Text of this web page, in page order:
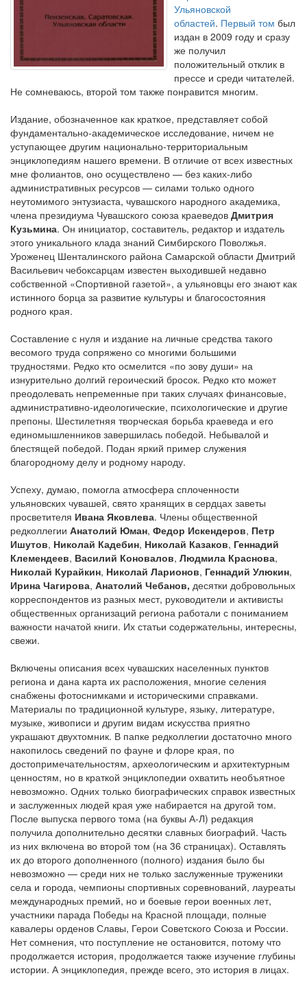
Ульяновской
областей. Первый том был
издан в 2009 году и сразу
же получил
положительный отклик в
прессе и среди читателей.
Не сомневаюсь, второй том также понравится многим.
Издание, обозначенное как краткое, представляет собой
фундаментально-академическое исследование, ничем не
уступающее другим национально-территориальным
энциклопедиям нашего времени. В отличие от всех известных
мне фолиантов, оно осуществлено — без каких-либо
административных ресурсов — силами только одного
неутомимого энтузиаста, чувашского народного академика,
члена президиума Чувашского союза краеведов Дмитрия
Кузьмина. Он инициатор, составитель, редактор и издатель
этого уникального клада знаний Симбирского Поволжья.
Уроженец Шенталинского района Самарской области Дмитрий
Васильевич чебоксарцам известен выходившей недавно
собственной «Спортивной газетой», а ульяновцы его знают как
истинного борца за развитие культуры и благосостояния
родного края.
Составление с нуля и издание на личные средства такого
весомого труда сопряжено со многими большими
трудностями. Редко кто осмелится «по зову души» на
изнурительно долгий героический бросок. Редко кто может
преодолевать непременные при таких случаях финансовые,
административно-идеологические, психологические и другие
препоны. Шестилетняя творческая борьба краеведа и его
единомышленников завершилась победой. Небывалой и
блестящей победой. Подан яркий пример служения
благородному делу и родному народу.
Успеху, думаю, помогла атмосфера сплоченности
ульяновских чувашей, свято хранящих в сердцах заветы
просветителя Ивана Яковлева. Члены общественной
редколлегии Анатолий Юман, Федор Искендеров, Петр
Ишутов, Николай Кадебин, Николай Казаков, Геннадий
Клемендеев, Василий Коновалов, Людмила Краснова,
Николай Курайкин, Николай Ларионов, Геннадий Улюкин,
Ирина Чагирова, Анатолий Чебанов, десятки добровольных
корреспондентов из разных мест, руководители и активисты
общественных организаций региона работали с пониманием
важности начатой книги. Их статьи содержательны, интересны,
свежи.
Включены описания всех чувашских населенных пунктов
региона и дана карта их расположения, многие селения
снабжены фотоснимками и историческими справками.
Материалы по традиционной культуре, языку, литературе,
музыке, живописи и другим видам искусства приятно
украшают двухтомник. В папке редколлегии достаточно много
накопилось сведений по фауне и флоре края, по
достопримечательностям, археологическим и архитектурным
ценностям, но в краткой энциклопедии охватить необъятное
невозможно. Одних только биографических справок известных
и заслуженных людей края уже набирается на другой том.
После выпуска первого тома (на буквы А-Л) редакция
получила дополнительно десятки славных биографий. Часть
из них включена во второй том (на 36 страницах). Оставлять
их до второго дополненного (полного) издания было бы
невозможно — среди них не только заслуженные труженики
села и города, чемпионы спортивных соревнований, лауреаты
международных премий, но и боевые герои военных лет,
участники парада Победы на Красной площади, полные
кавалеры орденов Славы, Герои Советского Союза и России.
Нет сомнения, что поступление не остановится, потому что
продолжается история, продолжается также изучение глубины
истории. А энциклопедия, прежде всего, это история в лицах.